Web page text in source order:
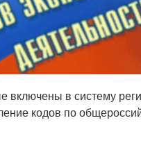
в систему
кодов по